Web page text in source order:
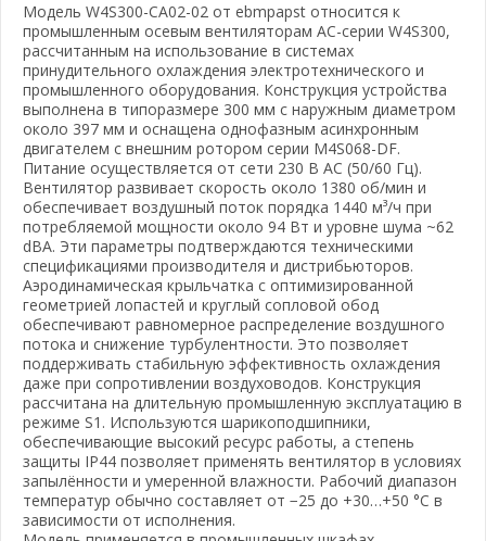
Модель W4S300-CA02-02 от ebmpapst относится к
промышленным осевым вентиляторам AC-серии W4S300,
рассчитанным на использование в системах
принудительного охлаждения электротехнического и
промышленного оборудования. Конструкция устройства
выполнена в типоразмере 300 мм с наружным диаметром
около 397 мм и оснащена однофазным асинхронным
двигателем с внешним ротором серии M4S068-DF.
Питание осуществляется от сети 230 В AC (50/60 Гц).
Вентилятор развивает скорость около 1380 об/мин и
обеспечивает воздушный поток порядка 1440 м³/ч при
потребляемой мощности около 94 Вт и уровне шума ~62
dBA. Эти параметры подтверждаются техническими
спецификациями производителя и дистрибьюторов.
Аэродинамическая крыльчатка с оптимизированной
геометрией лопастей и круглый сопловой обод
обеспечивают равномерное распределение воздушного
потока и снижение турбулентности. Это позволяет
поддерживать стабильную эффективность охлаждения
даже при сопротивлении воздуховодов. Конструкция
рассчитана на длительную промышленную эксплуатацию в
режиме S1. Используются шарикоподшипники,
обеспечивающие высокий ресурс работы, а степень
защиты IP44 позволяет применять вентилятор в условиях
запылённости и умеренной влажности. Рабочий диапазон
температур обычно составляет от −25 до +30…+50 °C в
зависимости от исполнения.